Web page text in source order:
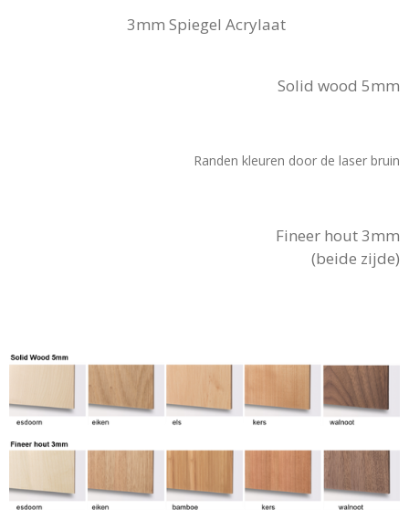
3mm Spiegel Acrylaat
Solid wood 5mm
Randen kleuren door de laser bruin
Fineer hout 3mm
(beide zijde)